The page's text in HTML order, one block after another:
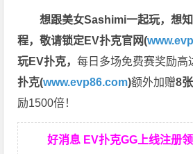
想跟美女Sashimi一起玩，想
程，敬请锁定EV扑克官网(
玩EV扑克，每日多场免费赛奖励高
扑克(www.evp86.com)额外加赠8
励1500倍！
好消息 EV扑克GG上线注册